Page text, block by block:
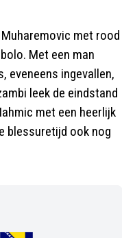
met rood
Met een man
eveneens ingevallen,
leek de eindstand
met een heerlijk
blessuretijd ook nog